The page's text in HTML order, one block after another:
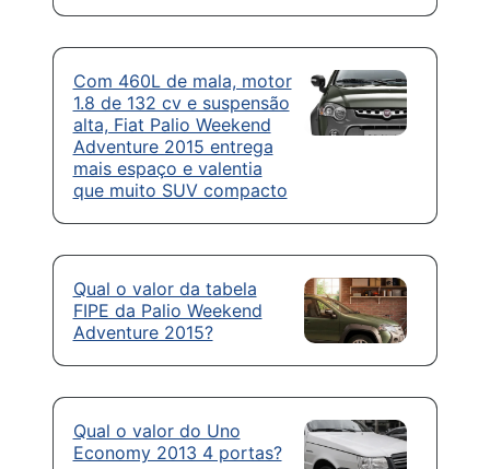
Com 460L de mala, motor
1.8 de 132 cv e suspensão
alta, Fiat Palio Weekend
Adventure 2015 entrega
mais espaço e valentia
que muito SUV compacto
Qual o valor da tabela
FIPE da Palio Weekend
Adventure 2015?
Qual o valor do Uno
Economy 2013 4 portas?